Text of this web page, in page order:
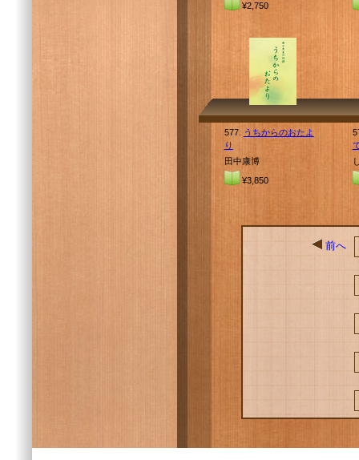
¥2,750
577.
うちからのおたよ
り
田中康博
¥3,850
前へ